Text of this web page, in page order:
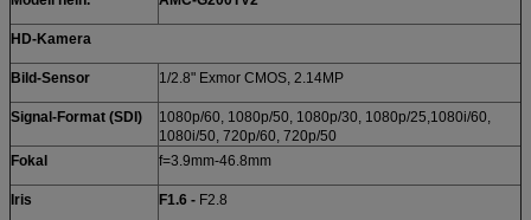
HD-Kamera
Bild-Sensor 1/2.8" Exmor CMOS, 2.14MP
Signal-Format (SDI)
1080p/60, 1080p/50, 1080p/30, 1080p/25,1080i/60,
1080i/50, 720p/60, 720p/50
Fokal
f=3.9mm-46.8mm
Iris F1.6 - F2.8